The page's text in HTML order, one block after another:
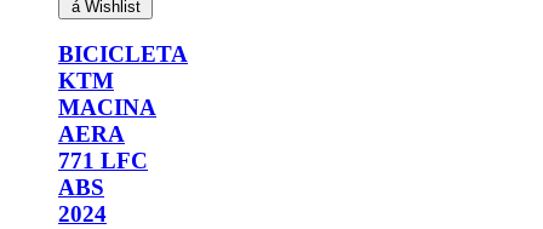
á Wishlist
BICICLETA
KTM
MACINA
AERA
771 LFC
ABS
2024